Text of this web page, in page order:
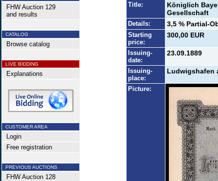
FHW Auction 129
and results
CATALOG
Browse catalog
LIVE BIDDING
Explanations
CUSTOMER AREA
Login
Free registration
PREVIOUS AUCTIONS
FHW Auction 128
Title:
Königlich
Gesellschaft
Details: 3,5 % Partial-
Starting
price:
300,00 EUR
Issuing-
date:
23.09.1889
Issuing-
place:
Ludwigshafen
Picture: